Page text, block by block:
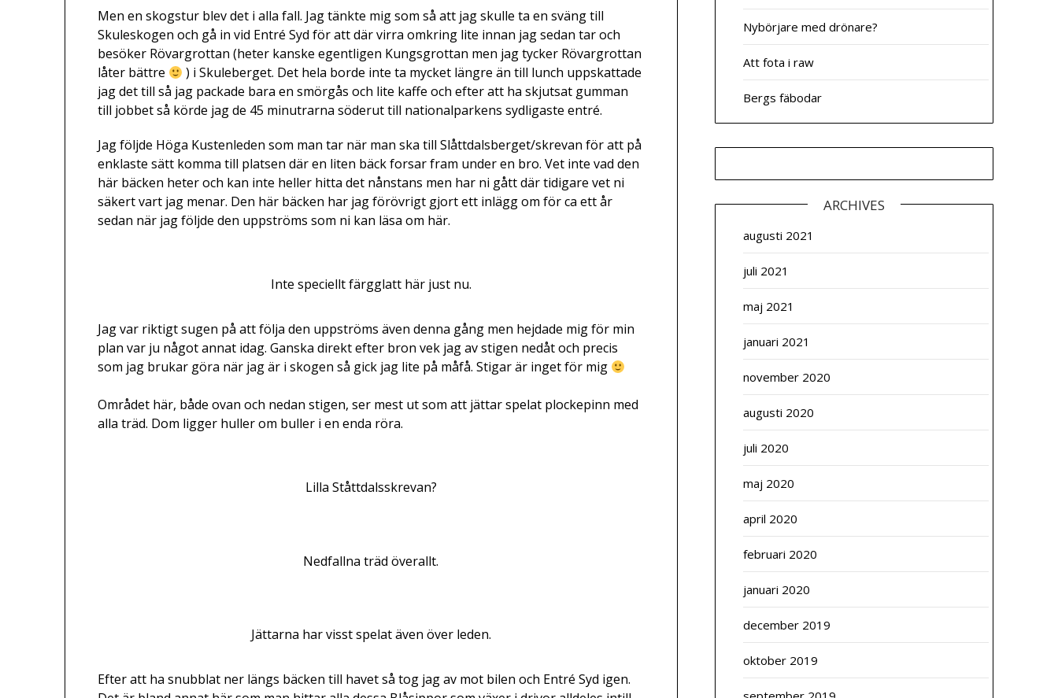
Men en skogstur blev det i alla fall. Jag tänkte mig som så att jag skulle ta en sväng till
Skuleskogen och gå in vid Entré Syd för att där virra omkring lite innan jag sedan tar och
besöker Rövargrottan (heter kanske egentligen Kungsgrottan men jag tycker Rövargrottan
låter bättre
) i Skuleberget. Det hela borde inte ta mycket längre än till lunch uppskattade
jag det till så jag packade bara en smörgås och lite kaffe och efter att ha skjutsat gumman
till jobbet så körde jag de 45 minutrarna söderut till nationalparkens sydligaste entré.
Jag följde Höga Kustenleden som man tar när man ska till Slåttdalsberget/skrevan för att på
enklaste sätt komma till platsen där en liten bäck forsar fram under en bro. Vet inte vad den
här bäcken heter och kan inte heller hitta det nånstans men har ni gått där tidigare vet ni
säkert vart jag menar. Den här bäcken har jag förövrigt gjort ett inlägg om för ca ett år
sedan när jag följde den uppströms som ni kan läsa om här.
Inte speciellt färgglatt här just nu.
Jag var riktigt sugen på att följa den uppströms även denna gång men hejdade mig för min
plan var ju något annat idag. Ganska direkt efter bron vek jag av stigen nedåt och precis
som jag brukar göra när jag är i skogen så gick jag lite på måfå. Stigar är inget för mig
Området här, både ovan och nedan stigen, ser mest ut som att jättar spelat plockepinn med
alla träd. Dom ligger huller om buller i en enda röra.
Lilla Ståttdalsskrevan?
Nedfallna träd överallt.
Jättarna har visst spelat även över leden.
Efter att ha snubblat ner längs bäcken till havet så tog jag av mot bilen och Entré Syd igen.
Nybörjare med drönare?
Att fota i raw
Bergs fäbodar
ARCHIVES
augusti 2021
juli 2021
maj 2021
januari 2021
november 2020
augusti 2020
juli 2020
maj 2020
april 2020
februari 2020
januari 2020
december 2019
oktober 2019